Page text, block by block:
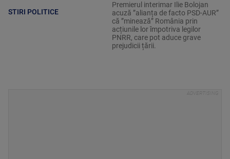
STIRI POLITICE
Premierul interimar Ilie Bolojan
acuză ”alianța de facto PSD-AUR”
că ”minează” România prin
acțiunile lor împotriva legilor
PNRR, care pot aduce grave
prejudicii țării.